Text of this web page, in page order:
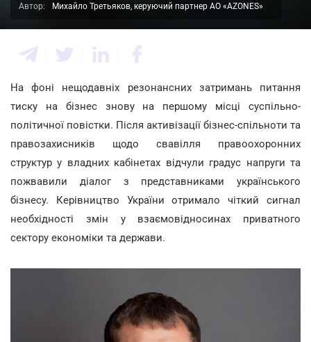
Автор: Михайло Третьяков, керуючий партнер АО «AZONES»
На фоні нещодавніх резонансних затримань питання
тиску на бізнес знову на першому місці суспільно-
політичної повістки. Після активізації бізнес-спільноти та
правозахисників щодо свавілля правоохоронних
структур у владних кабінетах відчули градус напруги та
пожвавили діалог з представниками українського
бізнесу. Керівництво України отримало чіткий сигнал
необхідності змін у взаємовідносинах приватного
сектору економіки та держави.